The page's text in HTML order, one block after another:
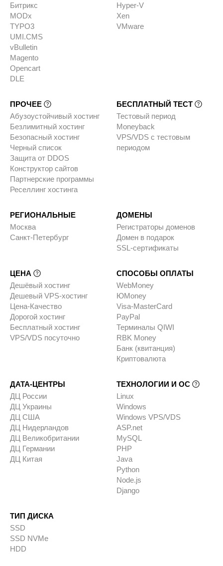
Битрикс
MODx
TYPO3
UMI.CMS
vBulletin
Magento
Opencart
DLE
Hyper-V
Xen
VMware
ПРОЧЕЕ
Абузоустойчивый хостинг
Безлимитный хостинг
Безопасный хостинг
Черный список
Защита от DDOS
Конструктор сайтов
Партнерские программы
Реселлинг хостинга
БЕСПЛАТНЫЙ ТЕСТ
Тестовый период
Moneyback
VPS/VDS с тестовым
периодом
РЕГИОНАЛЬНЫЕ
Москва
Санкт-Петербург
ДОМЕНЫ
Регистраторы доменов
Домен в подарок
SSL-сертификаты
ЦЕНА
Дешёвый хостинг
Дешевый VPS-хостинг
Цена-Качество
Дорогой хостинг
Бесплатный хостинг
VPS/VDS посуточно
СПОСОБЫ ОПЛАТЫ
WebMoney
ЮMoney
Visa-MasterCard
PayPal
Терминалы QIWI
RBK Money
Банк (квитанция)
Криптовалюта
ДАТА-ЦЕНТРЫ
ДЦ России
ДЦ Украины
ДЦ США
ДЦ Нидерландов
ДЦ Великобритании
ДЦ Германии
ДЦ Китая
ТЕХНОЛОГИИ И ОС
Linux
Windows
Windows VPS/VDS
ASP.net
MySQL
PHP
Java
Python
Node.js
Django
ТИП ДИСКА
SSD
SSD NVMe
HDD